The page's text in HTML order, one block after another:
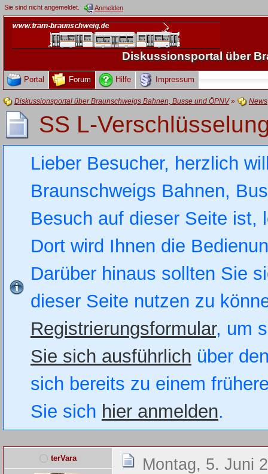
Sie sind nicht angemeldet. Anmelden
Diskussionsportal über
Portal Forum Hilfe Impressum
Diskussionsportal über Braunschweigs Bahnen, Busse und ÖPNV» News
SS L-
Lieber Besucher, herzlich
Braunschweigs Bahnen,
Besuch auf dieser Seite
Dort wird Ihnen die
Darüber hinaus sollten Sie
dieser Seite nutzen zu
Registrierungsformular, um
Sie sich ausführlich über
sich bereits zu einem
Sie sich hier anmelden.
terVara Montag, 5. Juni